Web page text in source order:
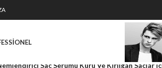
Saç Serumu Kuru Ve Kırılgan Saçlar